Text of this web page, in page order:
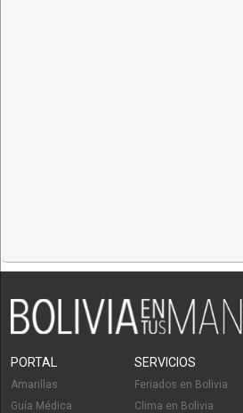
PORTAL
Amarillas
Guía Médica
SERVICIOS
Feriados en Bolivia
Clima en Bolivia